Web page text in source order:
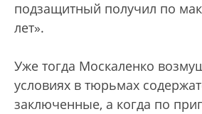
подзащитный получил по
лет».
Уже тогда Москаленко
условиях в тюрьмах
заключенные, а когда по